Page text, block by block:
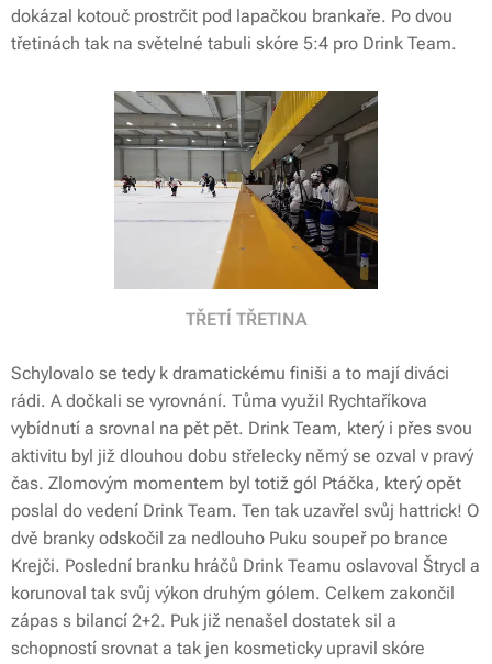
dokázal kotouč prostrčit pod lapačkou brankaře. Po dvou
třetinách tak na světelné tabuli skóre 5:4 pro Drink Team.
TŘETÍ TŘETINA
Schylovalo se tedy k dramatickému finiši a to mají diváci
rádi. A dočkali se vyrovnání. Tůma využil Rychtaříkova
vybídnutí a srovnal na pět pět. Drink Team, který i přes svou
aktivitu byl již dlouhou dobu střelecky němý se ozval v pravý
čas. Zlomovým momentem byl totiž gól Ptáčka, který opět
poslal do vedení Drink Team. Ten tak uzavřel svůj hattrick! O
dvě branky odskočil za nedlouho Puku soupeř po brance
Krejči. Poslední branku hráčů Drink Teamu oslavoval Štrycl a
korunoval tak svůj výkon druhým gólem. Celkem zakončil
zápas s bilancí 2+2. Puk již nenašel dostatek sil a
schopností srovnat a tak jen kosmeticky upravil skóre